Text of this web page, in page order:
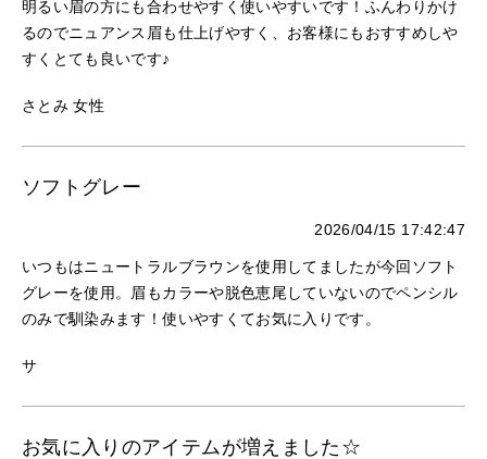
明るい眉の方にも合わせやすく使いやすいです！ふんわりかけ
るのでニュアンス眉も仕上げやすく、お客様にもおすすめしや
すくとても良いです♪
さとみ 女性
ソフトグレー
2026/04/15 17:42:47
いつもはニュートラルブラウンを使用してましたが今回ソフト
グレーを使用。眉もカラーや脱色恵尾していないのでペンシル
のみで馴染みます！使いやすくてお気に入りです。
サ
お気に入りのアイテムが増えました☆